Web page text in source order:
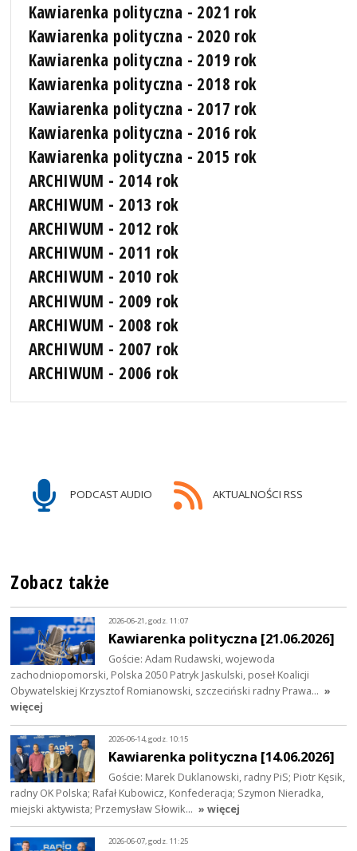
Kawiarenka polityczna - 2021 rok
Kawiarenka polityczna - 2020 rok
Kawiarenka polityczna - 2019 rok
Kawiarenka polityczna - 2018 rok
Kawiarenka polityczna - 2017 rok
Kawiarenka polityczna - 2016 rok
Kawiarenka polityczna - 2015 rok
ARCHIWUM - 2014 rok
ARCHIWUM - 2013 rok
ARCHIWUM - 2012 rok
ARCHIWUM - 2011 rok
ARCHIWUM - 2010 rok
ARCHIWUM - 2009 rok
ARCHIWUM - 2008 rok
ARCHIWUM - 2007 rok
ARCHIWUM - 2006 rok
PODCAST AUDIO AKTUALNOŚCI RSS
Zobacz także
2026-06-21, godz. 11:07
Kawiarenka polityczna [21.06.2026]
Goście: Adam Rudawski, wojewoda
zachodniopomorski, Polska 2050 Patryk Jaskulski, poseł Koalicji
Obywatelskiej Krzysztof Romianowski, szczeciński radny Prawa… »
więcej
2026-06-14, godz. 10:15
Kawiarenka polityczna [14.06.2026]
Goście: Marek Duklanowski, radny PiS; Piotr Kęsik,
radny OK Polska; Rafał Kubowicz, Konfederacja; Szymon Nieradka,
miejski aktywista; Przemysław Słowik… » więcej
2026-06-07, godz. 11:25